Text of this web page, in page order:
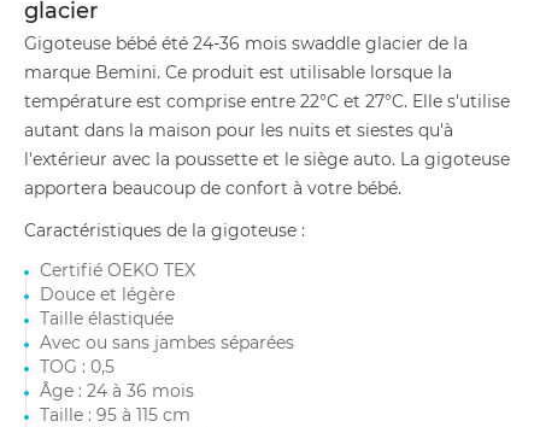
glacier
Gigoteuse bébé été 24-36 mois swaddle glacier de la
marque Bemini. Ce produit est utilisable lorsque la
température est comprise entre 22°C et 27°C. Elle s'utilise
autant dans la maison pour les nuits et siestes qu'à
l'extérieur avec la poussette et le siège auto. La gigoteuse
apportera beaucoup de confort à votre bébé.
Caractéristiques de la gigoteuse :
Certifié OEKO TEX
Douce et légère
Taille élastiquée
Avec ou sans jambes séparées
TOG : 0,5
Âge : 24 à 36 mois
Taille : 95 à 115 cm